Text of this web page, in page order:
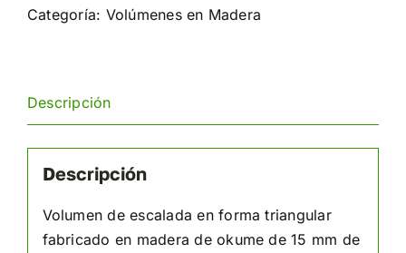
T3
Categoría: Volúmenes en Madera
Descripción
Descripción
Volumen de escalada en forma triangular
fabricado en madera de okume de 15 mm de